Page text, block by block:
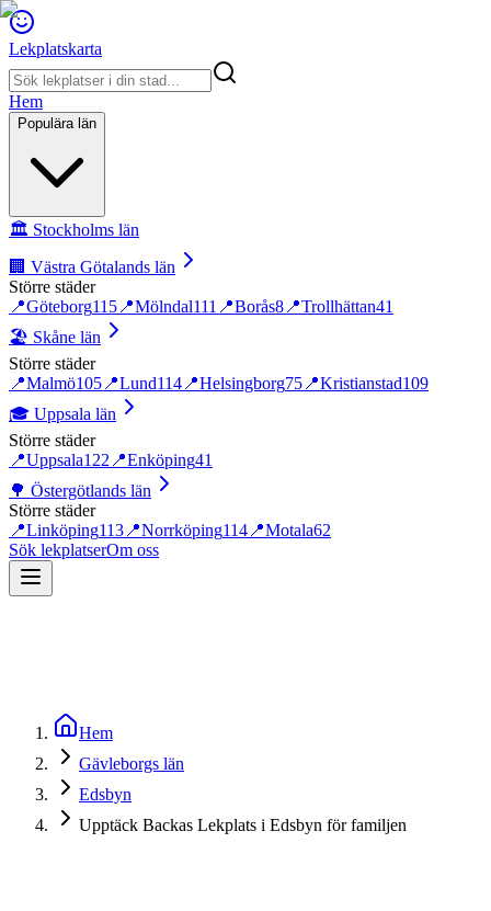
Lekplatskarta
Hem
Populära län
🏛️ Stockholms län
🏢 Västra Götalands län
Större städer
📍Göteborg115 📍Mölndal111 📍Borås8 📍Trollhättan41
🏖️ Skåne län
Större städer
📍Malmö105 📍Lund114 📍Helsingborg75 📍Kristianstad109
🎓 Uppsala län
Större städer
📍Uppsala122 📍Enköping41
🌳 Östergötlands län
Större städer
📍Linköping113 📍Norrköping114 📍Motala62
Sök lekplatserOm oss
Hem
Gävleborgs län
Edsbyn
Upptäck Backas Lekplats i Edsbyn för familjen